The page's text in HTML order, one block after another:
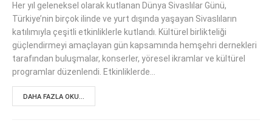
Her yıl geleneksel olarak kutlanan Dünya Sivaslılar Günü,
Türkiye’nin birçok ilinde ve yurt dışında yaşayan Sivaslıların
katılımıyla çeşitli etkinliklerle kutlandı. Kültürel birlikteliği
güçlendirmeyi amaçlayan gün kapsamında hemşehri dernekleri
tarafından buluşmalar, konserler, yöresel ikramlar ve kültürel
programlar düzenlendi. Etkinliklerde…
DAHA FAZLA OKU...